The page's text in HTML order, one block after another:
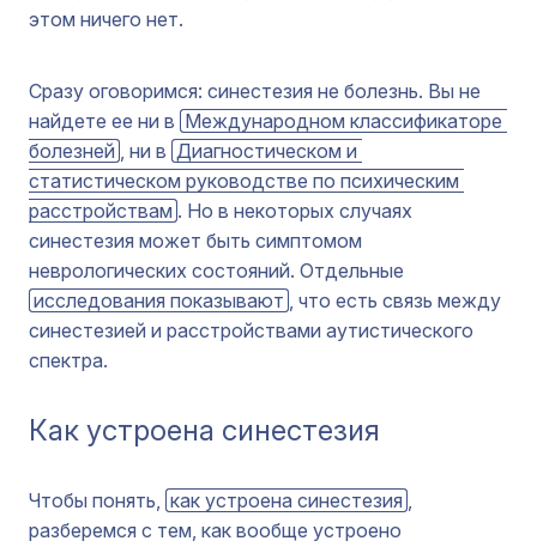
этом ничего нет.
Сразу оговоримся: синестезия не болезнь. Вы не
найдете ее ни в Международном классификаторе
болезней , ни в Диагностическом и
статистическом руководстве по психическим
расстройствам . Но в некоторых случаях
синестезия может быть симптомом
неврологических состояний. Отдельные
исследования показывают , что есть связь между
синестезией и расстройствами аутистического
спектра.
Как устроена синестезия
Чтобы понять, как устроена синестезия ,
разберемся с тем, как вообще устроено